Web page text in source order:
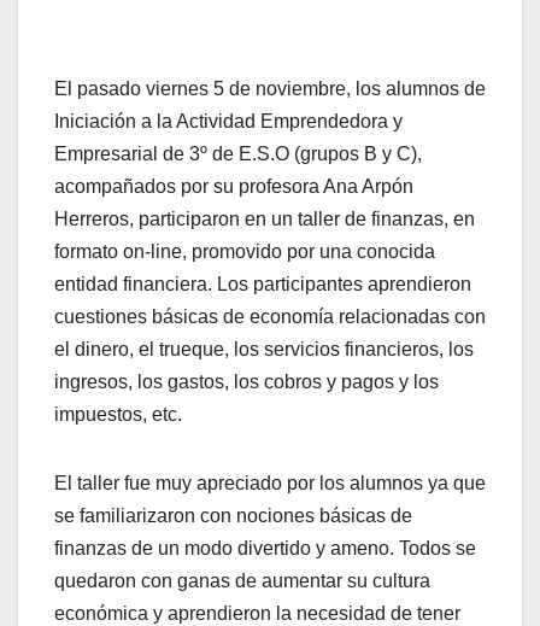
El pasado viernes 5 de noviembre, los alumnos de
Iniciación a la Actividad Emprendedora y
Empresarial de 3º de E.S.O (grupos B y C),
acompañados por su profesora Ana Arpón
Herreros, participaron en un taller de finanzas, en
formato on-line, promovido por una conocida
entidad financiera. Los participantes aprendieron
cuestiones básicas de economía relacionadas con
el dinero, el trueque, los servicios financieros, los
ingresos, los gastos, los cobros y pagos y los
impuestos, etc.
El taller fue muy apreciado por los alumnos ya que
se familiarizaron con nociones básicas de
finanzas de un modo divertido y ameno. Todos se
quedaron con ganas de aumentar su cultura
económica y aprendieron la necesidad de tener